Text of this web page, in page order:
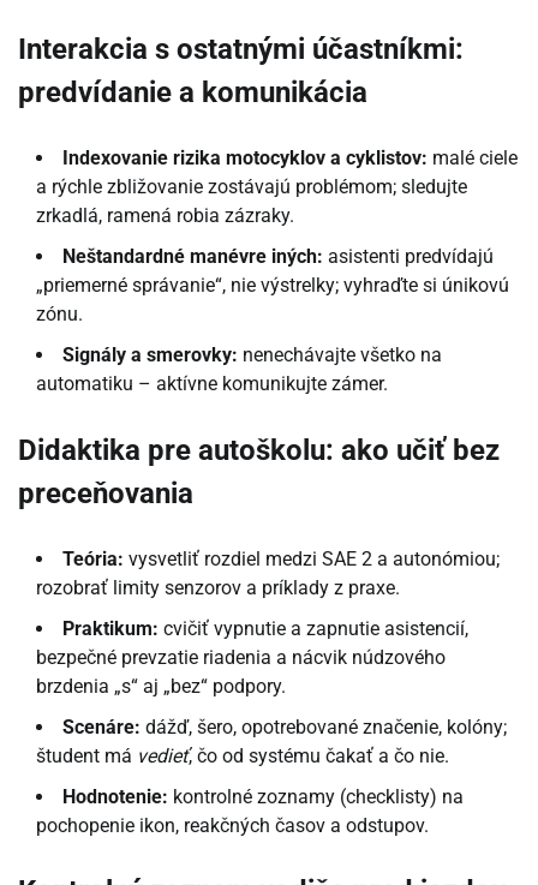
Interakcia s ostatnými účastníkmi:
predvídanie a komunikácia
Indexovanie rizika motocyklov a cyklistov: malé ciele
a rýchle zbližovanie zostávajú problémom; sledujte
zrkadlá, ramená robia zázraky.
Neštandardné manévre iných: asistenti predvídajú
„priemerné správanie“, nie výstrelky; vyhraďte si únikovú
zónu.
Signály a smerovky: nenechávajte všetko na
automatiku – aktívne komunikujte zámer.
Didaktika pre autoškolu: ako učiť bez
preceňovania
Teória: vysvetliť rozdiel medzi SAE 2 a autonómiou;
rozobrať limity senzorov a príklady z praxe.
Praktikum: cvičiť vypnutie a zapnutie asistencií,
bezpečné prevzatie riadenia a nácvik núdzového
brzdenia „s“ aj „bez“ podpory.
Scenáre: dážď, šero, opotrebované značenie, kolóny;
študent má vedieť, čo od systému čakať a čo nie.
Hodnotenie: kontrolné zoznamy (checklisty) na
pochopenie ikon, reakčných časov a odstupov.